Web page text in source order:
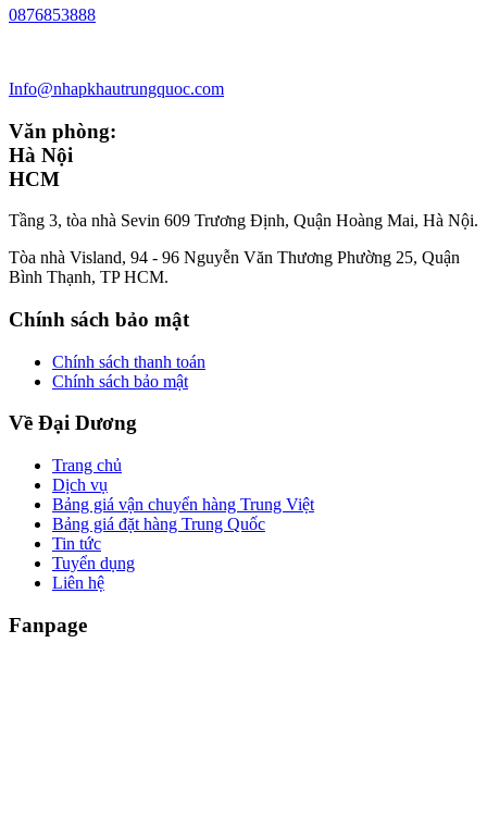
0876853888
Info@nhapkhautrungquoc.com
Văn phòng:
Hà Nội
HCM
Tầng 3, tòa nhà Sevin 609 Trương Định, Quận Hoàng Mai, Hà Nội.
Tòa nhà Visland, 94 - 96 Nguyễn Văn Thương Phường 25, Quận
Bình Thạnh, TP HCM.
Chính sách bảo mật
Chính sách thanh toán
Chính sách bảo mật
Về Đại Dương
Trang chủ
Dịch vụ
Bảng giá vận chuyển hàng Trung Việt
Bảng giá đặt hàng Trung Quốc
Tin tức
Tuyển dụng
Liên hệ
Fanpage